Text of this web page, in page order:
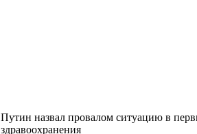
Путин назвал провалом ситуацию в
здравоохранения